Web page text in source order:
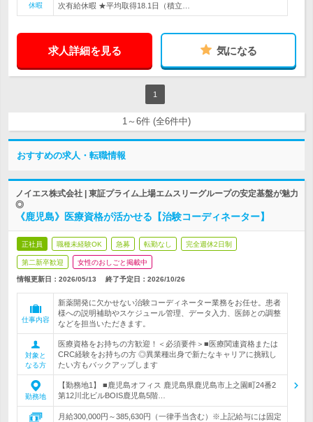
休暇
次有給休暇 ★平均取得18.1日（積立…
求人詳細を見る 気になる
1
1～6件 (全6件中)
おすすめの求人・転職情報
ノイエス株式会社 | 東証プライム上場エムスリーグループの安定基盤が魅力
◎
《鹿児島》医療資格が活かせる【治験コーディネーター】
正社員 職種未経験OK 急募 転勤なし 完全週休2日制
第二新卒歓迎 女性のおしごと掲載中
情報更新日：2026/05/13 終了予定日： 2026/10/26
仕事内容
新薬開発に欠かせない治験コーディネーター業務をお任せ。患者
様への説明補助やスケジュール管理、データ入力、医師との調整
などを担当いただきます。
対象と
なる方
医療資格をお持ちの方歓迎！＜必須要件＞■医療関連資格または
CRC経験をお持ちの方 ◎異業種出身で新たなキャリアに挑戦し
たい方もバックアップします
勤務地
【勤務地1】 ■鹿児島オフィス 鹿児島県鹿児島市上之園町24番2
第12川北ビルBOIS鹿児島5階…
月給300,000円～385,630円（一律手当含む）※上記給与には固定